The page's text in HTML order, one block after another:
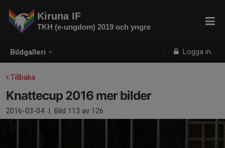
Bildgalleri Logga in
Kiruna IF
TKH (e-ungdom) 2019 och yngre
Tillbaka
Knattecup 2016 mer bilder
2016-03-04 | Bild 113 av 126